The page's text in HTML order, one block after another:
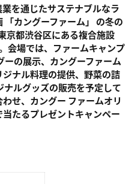
を通じたサステナブルなラ
カングーファーム」 の冬の
京都渋谷区にある複合施設
会場では、ファームキャンプ
の展示、カングーファーム
ナル料理の提供、野菜の詰
ルグッズの販売を予定して
せ、カングー ファームオリ
たるプレゼントキャンペー